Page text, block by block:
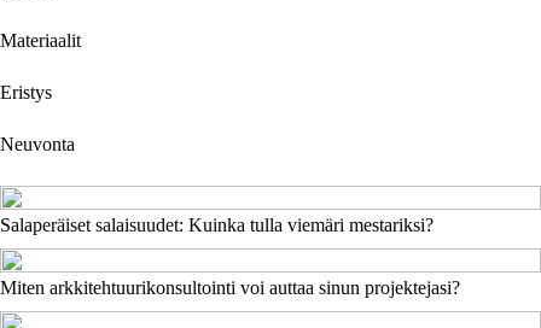
Materiaalit
Eristys
Neuvonta
Salaperäiset salaisuudet: Kuinka tulla viemäri mestariksi?
Miten arkkitehtuurikonsultointi voi auttaa sinun projektejasi?